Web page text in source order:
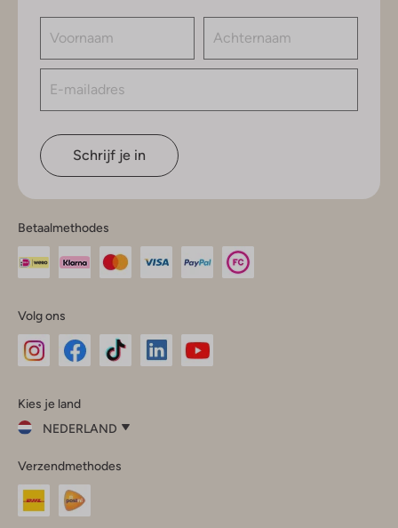
Schrijf je in
Betaalmethodes
Volg ons
InstagramFacebook
Kies je land
NEDERLAND
je
land
Nederland
Verzendmethodes